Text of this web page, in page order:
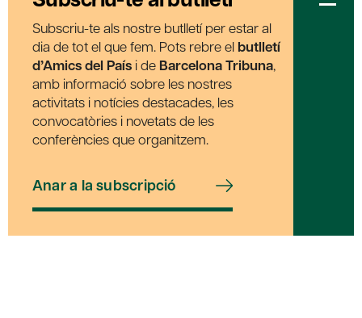
Subscriu-te als nostre butlletí per estar al
dia de tot el que fem. Pots rebre el butlletí
d’Amics del País i de Barcelona Tribuna,
amb informació sobre les nostres
activitats i notícies destacades, les
convocatòries i novetats de les
conferències que organitzem.
Anar a la subscripció